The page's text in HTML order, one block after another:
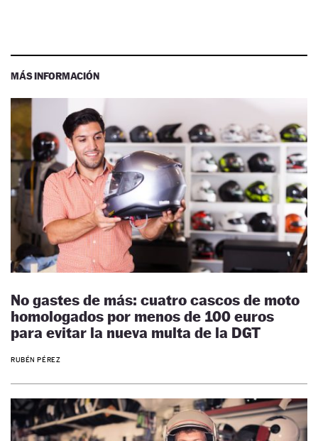
MÁS INFORMACIÓN
No gastes de más: cuatro cascos de moto
homologados por menos de 100 euros
para evitar la nueva multa de la DGT
RUBÉN PÉREZ